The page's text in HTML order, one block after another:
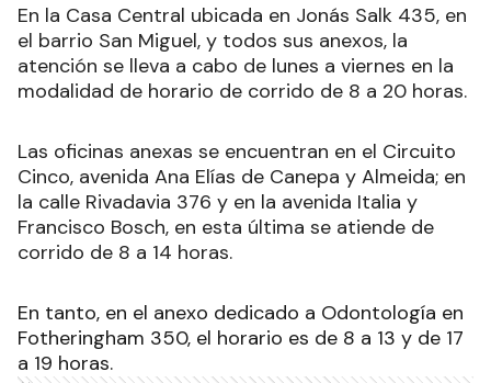
En la Casa Central ubicada en Jonás Salk 435, en
el barrio San Miguel, y todos sus anexos, la
atención se lleva a cabo de lunes a viernes en la
modalidad de horario de corrido de 8 a 20 horas.
Las oficinas anexas se encuentran en el Circuito
Cinco, avenida Ana Elías de Canepa y Almeida; en
la calle Rivadavia 376 y en la avenida Italia y
Francisco Bosch, en esta última se atiende de
corrido de 8 a 14 horas.
En tanto, en el anexo dedicado a Odontología en
Fotheringham 350, el horario es de 8 a 13 y de 17
a 19 horas.